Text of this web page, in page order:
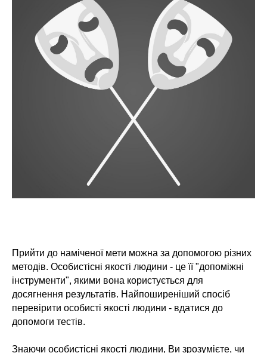
Прийти до наміченої мети можна за допомогою різних
методів. Особистісні якості людини - це її "допоміжні
інструменти", якими вона користується для
досягнення результатів. Найпоширеніший спосіб
перевірити особисті якості людини - вдатися до
допомоги тестів.
Знаючи особистісні якості людини, Ви зрозумієте, чи